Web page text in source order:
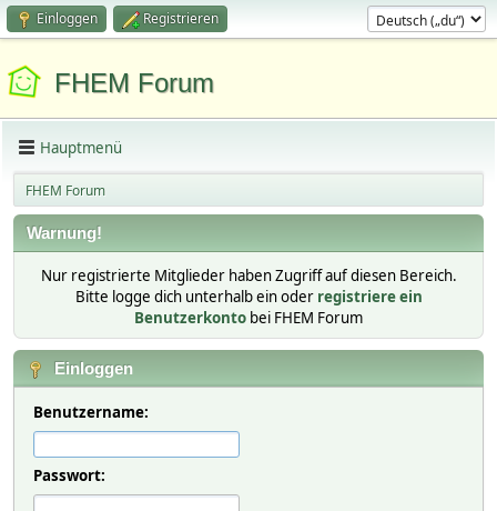
Einloggen Registrieren
FHEM Forum
Hauptmenü
FHEM Forum
Warnung!
Nur registrierte Mitglieder haben Zugriff auf diesen Bereich.
Bitte logge dich unterhalb ein oder registriere ein
Benutzerkonto bei FHEM Forum
Einloggen
Benutzername:
Passwort: